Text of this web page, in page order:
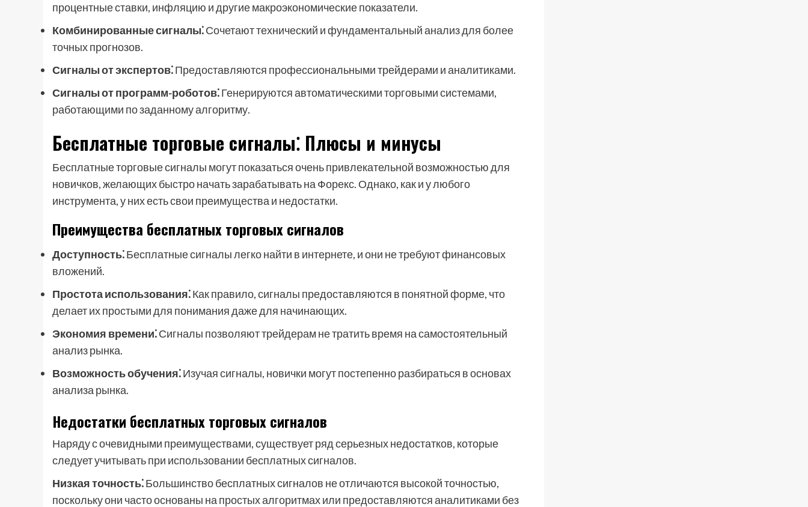
процентные ставки, инфляцию и другие макроэкономические показатели.
Комбинированные сигналы⁚Сочетают технический и фундаментальный анализ для более
точных прогнозов.
Сигналы от экспертов⁚Предоставляются профессиональными трейдерами и аналитиками.
Сигналы от программ-роботов⁚Генерируются автоматическими торговыми системами,
работающими по заданному алгоритму.
Бесплатные торговые сигналы⁚ Плюсы и минусы
Бесплатные торговые сигналы могут показаться очень привлекательной возможностью для
новичков, желающих быстро начать зарабатывать на Форекс. Однако, как и у любого
инструмента, у них есть свои преимущества и недостатки.
Преимущества бесплатных торговых сигналов
Доступность⁚Бесплатные сигналы легко найти в интернете, и они не требуют финансовых
вложений.
Простота использования⁚Как правило, сигналы предоставляются в понятной форме, что
делает их простыми для понимания даже для начинающих.
Экономия времени⁚Сигналы позволяют трейдерам не тратить время на самостоятельный
анализ рынка.
Возможность обучения⁚Изучая сигналы, новички могут постепенно разбираться в основах
анализа рынка.
Недостатки бесплатных торговых сигналов
Наряду с очевидными преимуществами, существует ряд серьезных недостатков, которые
следует учитывать при использовании бесплатных сигналов.
Низкая точность⁚Большинство бесплатных сигналов не отличаются высокой точностью,
поскольку они часто основаны на простых алгоритмах или предоставляются аналитиками без